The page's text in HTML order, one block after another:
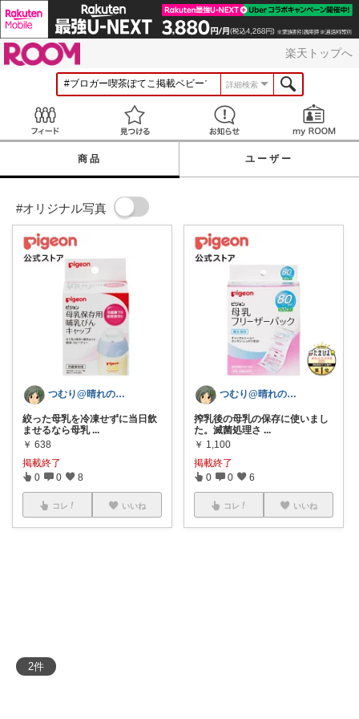
楽天トップへ
詳細検索
見つける お知らせ
商品 ユーザー
#オリジナル写真
2件
つむり@晴れの国、賃貸暮らしの転勤族
絞った母乳を冷凍せずに当日飲
ませるなら母乳 ...
￥ 638
掲載終了
0 0 8
コレ いいね
つむり@晴れの国、賃貸暮らしの転勤族
搾乳後の母乳の保存に使いまし
た。滅菌処理さ ...
￥ 1,100
掲載終了
0 0 6
コレ いいね